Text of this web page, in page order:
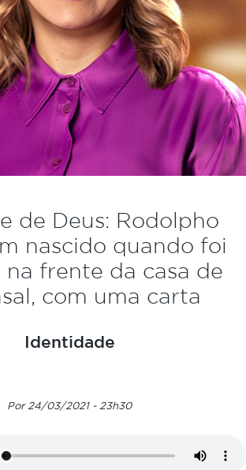
de Deus: Rodolpho
nascido quando foi
na frente da casa de
com uma carta
Identidade
Por 24/03/2021 - 23h30